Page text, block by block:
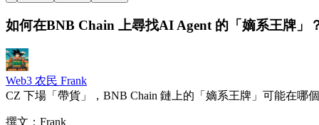
如何在BNB Chain 上尋找AI Agent 的「嫡系王牌」
Web3 农民 Frank
CZ 下場「帶貨」，BNB Chain 鏈上的「嫡系王牌」可能在哪
撰文：Frank